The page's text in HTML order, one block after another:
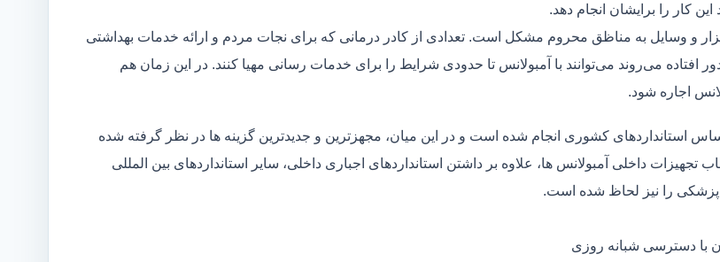
این کار را برایشان انجام دهد.
ابزار و وسایل به مناظق محروم مشکل است. تعدادی از کادر درمانی که برای نجات مردم و ارائه خدمات بهداشتی
افتاده می‌روند می‌توانند با آمبولانس تا حدودی شرایط را برای خدمات رسانی مهیا کنند. در این زمان هم
اجاره شود.
استانداردهای کشوری انجام شده است و در این میان، مجهزترین و جدیدترین گزینه ها در نظر گرفته شده
تجهیزات داخلی آمبولانس ها، علاوه بر داشتن استانداردهای اجباری داخلی، سایر استانداردهای بین المللی
پزشکی را نیز لحاظ شده است.
با دسترسی شبانه روزی